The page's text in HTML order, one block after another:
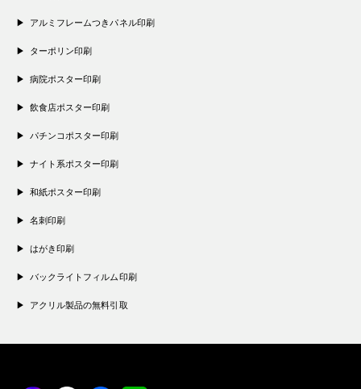
アルミフレームつきパネル印刷
ターポリン印刷
病院ポスター印刷
飲食店ポスター印刷
パチンコポスター印刷
ナイト系ポスター印刷
和紙ポスター印刷
名刺印刷
はがき印刷
バックライトフィルム印刷
アクリル製品の無料引取